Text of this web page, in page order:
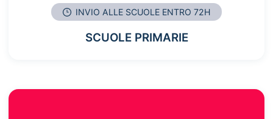
INVIO ALLE SCUOLE ENTRO 72H
SCUOLE PRIMARIE